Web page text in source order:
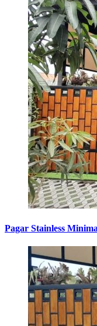
Pagar Stainless